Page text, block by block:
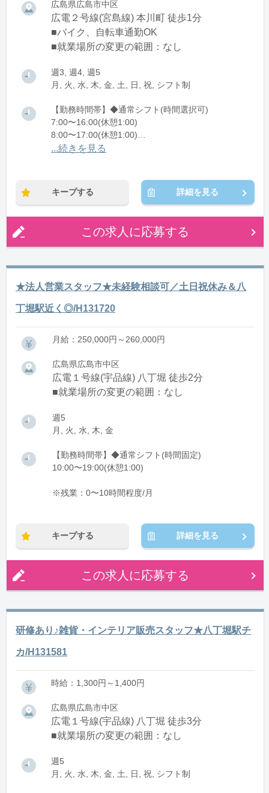
広島県広島市中区
広電２号線(宮島線) 本川町 徒歩1分
■バイク、自転車通勤OK
■就業場所の変更の範囲：なし
週3, 週4, 週5
月, 火, 水, 木, 金, 土, 日, 祝, シフト制
【勤務時間帯】◆通常シフト(時間選択可)
7:00〜16:00(休憩1:00)
8:00〜17:00(休憩1:00)
12:00〜21:00(休憩1:00)
...続きを見る
キープする 詳細を見る
この求人に応募する
★法人営業スタッフ★未経験相談可／土日祝休み＆八
丁堀駅近く◎/H131720
月給：250,000円～260,000円
広島県広島市中区
広電１号線(宇品線) 八丁堀 徒歩2分
■就業場所の変更の範囲：なし
週5
月, 火, 水, 木, 金
【勤務時間帯】◆通常シフト(時間固定)
10:00〜19:00(休憩1:00)
※残業：0〜10時間程度/月
キープする 詳細を見る
この求人に応募する
研修あり♪雑貨・インテリア販売スタッフ★八丁堀駅チ
カ/H131581
時給：1,300円～1,400円
広島県広島市中区
広電１号線(宇品線) 八丁堀 徒歩3分
■就業場所の変更の範囲：なし
週5
月, 火, 水, 木, 金, 土, 日, 祝, シフト制